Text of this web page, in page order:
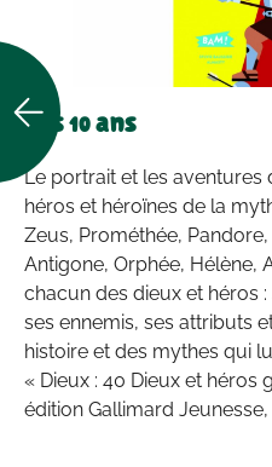
Dès 10 ans
Le portrait et les aventures
héros et héroïnes de la
Zeus, Prométhée,
Antigone, Orphée, Hélène,
chacun des dieux et héros
ses ennemis, ses attributs
histoire et des mythes qui
« Dieux : 40 Dieux et héros
édition Gallimard